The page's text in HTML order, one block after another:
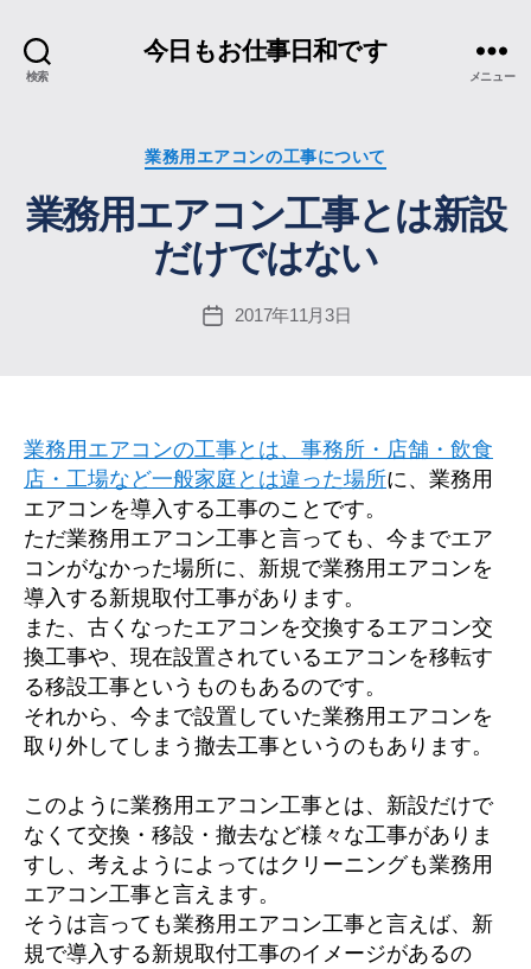
検索
今日もお仕事日和です
メニュー
カ
ゴ
リ
ー
業務用エアコンの工事について
業務用エアコン工事とは新設
だけではない
投
2017年11月3日
業務用エアコンの工事とは、事務所・店舗・飲食
店・工場など一般家庭とは違った場所に、業務用
エアコンを導入する工事のことです。
ただ業務用エアコン工事と言っても、今までエア
コンがなかった場所に、新規で業務用エアコンを
導入する新規取付工事があります。
また、古くなったエアコンを交換するエアコン交
換工事や、現在設置されているエアコンを移転す
る移設工事というものもあるのです。
それから、今まで設置していた業務用エアコンを
取り外してしまう撤去工事というのもあります。
このように業務用エアコン工事とは、新設だけで
なくて交換・移設・撤去など様々な工事がありま
すし、考えようによってはクリーニングも業務用
エアコン工事と言えます。
そうは言っても業務用エアコン工事と言えば、新
規で導入する新規取付工事のイメージがあるの